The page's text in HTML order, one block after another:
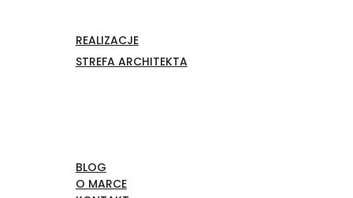
REALIZACJE
STREFA ARCHITEKTA
BLOG
O MARCE